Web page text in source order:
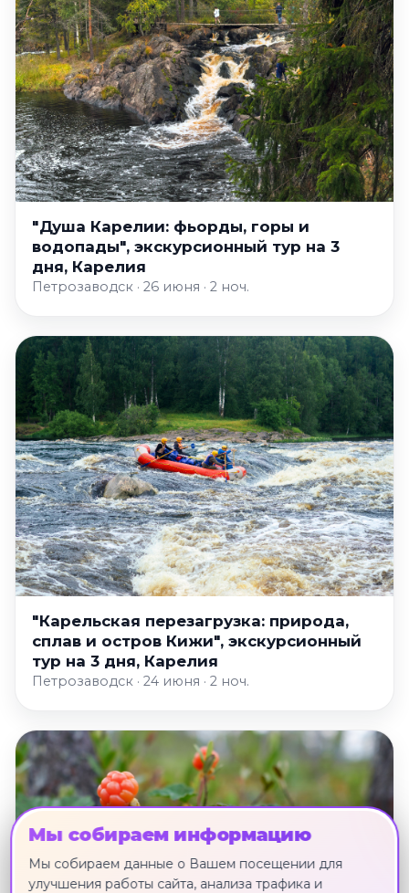
"Душа Карелии: фьорды, горы и
водопады", экскурсионный тур на 3
дня, Карелия
Петрозаводск · 26 июня · 2 ноч.
"Карельская перезагрузка: природа,
сплав и остров Кижи", экскурсионный
тур на 3 дня, Карелия
Петрозаводск · 24 июня · 2 ноч.
Мы собираем информацию
Мы собираем данные о Вашем посещении для
улучшения работы сайта, анализа трафика и